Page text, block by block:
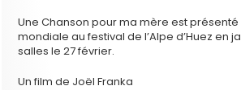
Une Chanson pour ma mère est
mondiale au festival de l’Alpe d’Huez en
salles le 27 février.
Un film de Joël Franka